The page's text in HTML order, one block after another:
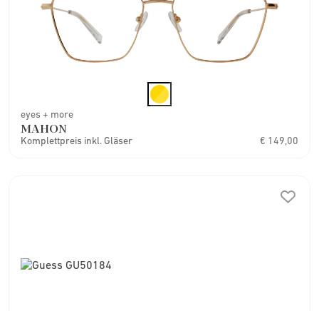
eyes + more
MAHON
Komplettpreis inkl. Gläser € 149,00